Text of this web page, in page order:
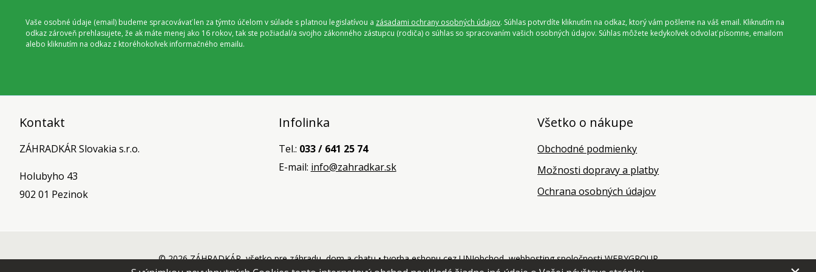
Vaše osobné údaje (email) budeme spracovávať len za týmto účelom v súlade s platnou legislatívou a zásadami ochrany osobných údajov. Súhlas potvrdíte kliknutím na odkaz, ktorý vám pošleme na váš email. Kliknutím na
odkaz zároveň prehlasujete, že ak máte menej ako 16 rokov, tak ste požiadal/a svojho zákonného zástupcu (rodiča) o súhlas so spracovaním vašich osobných údajov. Súhlas môžete kedykoľvek odvolať písomne, emailom
alebo kliknutím na odkaz z ktoréhokoľvek informačného emailu.
Kontakt
ZÁHRADKÁR Slovakia s.r.o.
Holubyho 43
902 01 Pezinok
Infolinka
Tel.: 033 / 641 25 74
E-mail: info@zahradkar.sk
Všetko o nákupe
Obchodné podmienky
Možnosti dopravy a platby
Ochrana osobných údajov
© 2026 ZÁHRADKÁR, všetko pre záhradu, dom a chatu •tvorba eshopu cez UNIobchod,webhostingspoločnostiWEBYGROUP